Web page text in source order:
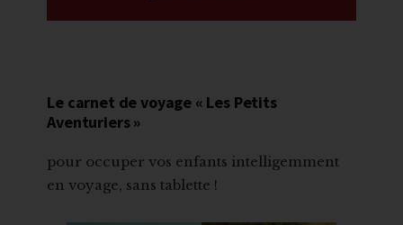
Le carnet de voyage « Les Petits
Aventuriers »
pour occuper vos enfants intelligemment
en voyage, sans tablette !